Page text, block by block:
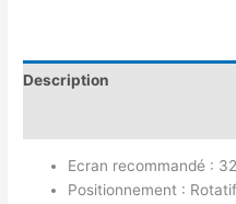
Description
Ecran recommandé :
Positionnement : Rotatif